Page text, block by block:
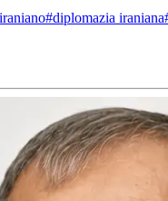
#diplomazia iraniana